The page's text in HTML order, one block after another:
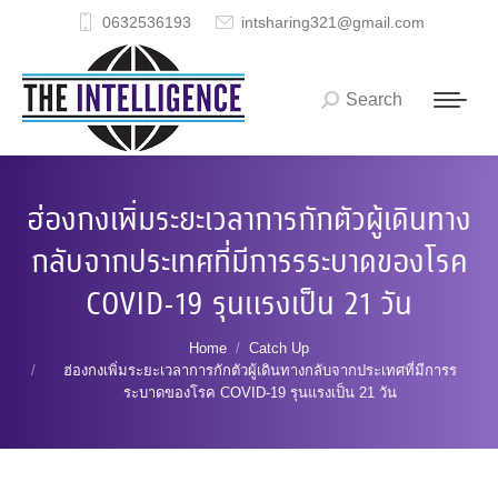
0632536193 intsharing321@gmail.com
Search:
Search
ฮ่องกงเพิ่มระยะเวลาการกักตัวผู้เดินทาง
กลับจากประเทศที่มีการรระบาดของโรค
COVID-19 รุนแรงเป็น 21 วัน
Home
Catch Up
ฮ่องกงเพิ่มระยะเวลาการกักตัวผู้เดินทางกลับจากประเทศที่มีการร
ระบาดของโรค COVID-19 รุนแรงเป็น 21 วัน